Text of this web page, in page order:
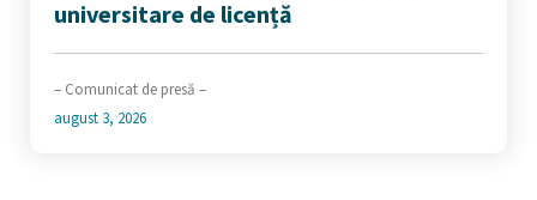
universitare de licență
– Comunicat de presă –
august 3, 2026